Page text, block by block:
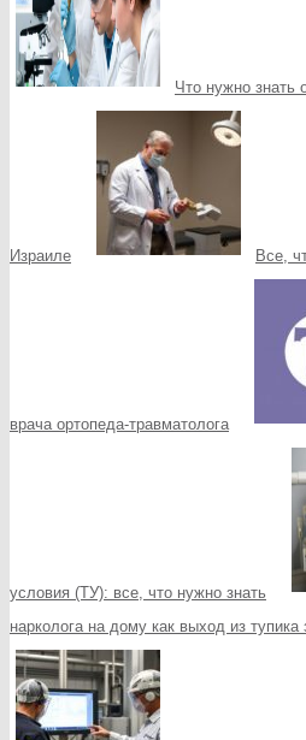
Что нужно знать
Израиле Все,
врача ортопеда-травматолога
условия (ТУ): все, что нужно знать
нарколога на дому как выход из тупика